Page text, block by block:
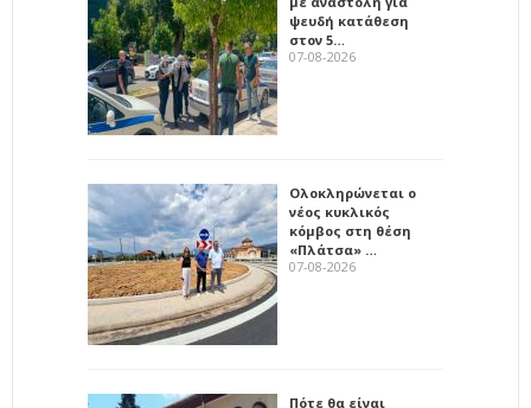
ψευδή κατάθεση
στον 5…
07-08-2026
Ολοκληρώνεται ο
νέος κυκλικός
κόμβος στη θέση
«Πλάτσα» …
07-08-2026
Πότε θα είναι